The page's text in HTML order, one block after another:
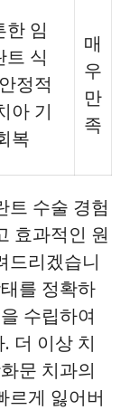
한 임
트 식
정적
아 기
복
매
우
만
족
트 수술 경험
효과적인 원
드리겠습니
를 정확하
수립하여
더 이상 치
문 치과의
르게 잃어버